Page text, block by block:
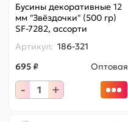
Бусины декоративные 12
мм "Звёздочки" (500 гр)
SF-7282, ассорти
Артикул: 186-321
695 ₽
Оптовая
- +